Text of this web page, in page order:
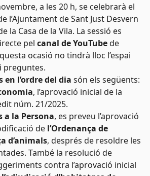
a les 20 h, se celebrarà el
l’Ajuntament de Sant Just Desvern
la Casa de la Vila. La sessió es
pel canal de YouTubede
ocasió no tindrà lloc l’espai
preguntes.
en l’ordre del dia són els següents:
, l’aprovació inicial de la
núm. 21/2025.
a la Persona, es preveu l’aprovació
de l’Ordenança de
d’animals, després de resoldre les
També la resolució de
contra l’aprovació inicial